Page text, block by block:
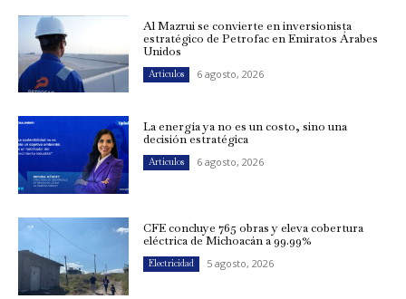
Al Mazrui se convierte en inversionista
estratégico de Petrofac en Emiratos Árabes
Unidos
Artículos 6 agosto, 2026
La energía ya no es un costo, sino una
decisión estratégica
Artículos 6 agosto, 2026
CFE concluye 765 obras y eleva cobertura
eléctrica de Michoacán a 99.99%
Electricidad 5 agosto, 2026